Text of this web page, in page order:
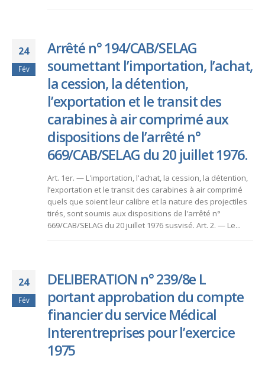
24
Fév
Arrêté n° 194/CAB/SELAG
soumettant l’importation, l’achat,
la cession, la détention,
l’exportation et le transit des
carabines à air comprimé aux
dispositions de l’arrêté n°
669/CAB/SELAG du 20 juillet 1976.
Art. 1er. — L'importation, l'achat, la cession, la détention,
l’exportation et le transit des carabines à air comprimé
quels que soient leur calibre et la nature des projectiles
tirés, sont soumis aux dispositions de l'arrêté n°
669/CAB/SELAG du 20 juillet 1976 susvisé. Art. 2. — Le...
24
Fév
DELIBERATION n° 239/8e L
portant approbation du compte
financier du service Médical
Interentreprises pour l’exercice
1975